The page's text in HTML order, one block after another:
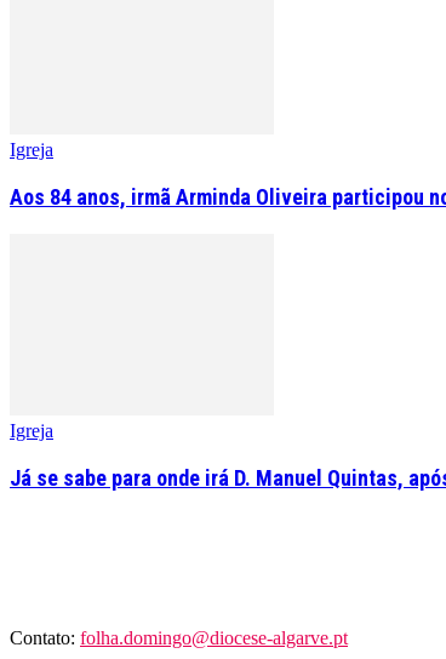
Igreja
Aos 84 anos, irmã Arminda Oliveira participou
Igreja
Já se sabe para onde irá D. Manuel Quintas,
Contato: folha.domingo@diocese-algarve.pt